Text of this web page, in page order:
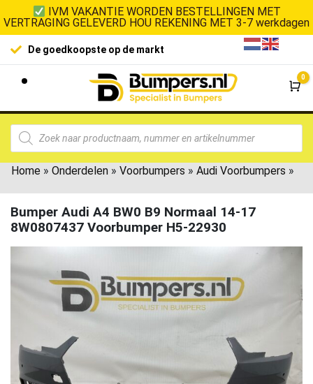
IVM VAKANTIE WORDEN BESTELLINGEN MET
VERTRAGING GELEVERD HOU REKENING MET 3-7 werkdagen
De goedkoopste op de markt
0
Home » Onderdelen » Voorbumpers » Audi Voorbumpers »
Bumper Audi A4 BW0 B9 Normaal 14-17
8W0807437 Voorbumper H5-22930